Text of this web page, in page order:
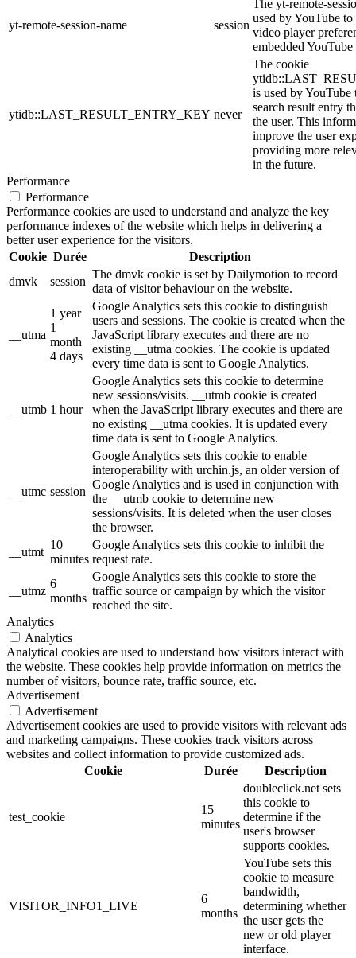
yt-remote-session-name session
The yt-remote-
used by YouTube to
video player
embedded
ytidb::LAST_RESULT_ENTRY_KEY never
The cookie
is used by YouTube
search result entry
the user. This
improve the user
providing more
in the future.
Performance
Performance
Performance cookies are used to understand and analyze the key
performance indexes of the website which helps in delivering a
better user experience for the visitors.
Cookie Durée
Description
dmvk
session
The dmvk cookie is set by Dailymotion to record
data of visitor behaviour on the website.
__utma
1 year
1
month
4 days
Google Analytics sets this cookie to distinguish
users and sessions. The cookie is created when the
JavaScript library executes and there are no
existing __utma cookies. The cookie is updated
every time data is sent to Google Analytics.
__utmb 1 hour
Google Analytics sets this cookie to determine
new sessions/visits. __utmb cookie is created
when the JavaScript library executes and there are
no existing __utma cookies. It is updated every
time data is sent to Google Analytics.
__utmc session
Google Analytics sets this cookie to enable
interoperability with urchin.js, an older version of
Google Analytics and is used in conjunction with
the __utmb cookie to determine new
sessions/visits. It is deleted when the user closes
the browser.
__utmt
10
minutes
Google Analytics sets this cookie to inhibit the
request rate.
__utmz
6
months
Google Analytics sets this cookie to store the
traffic source or campaign by which the visitor
reached the site.
Analytics
Analytics
Analytical cookies are used to understand how visitors interact with
the website. These cookies help provide information on metrics the
number of visitors, bounce rate, traffic source, etc.
Advertisement
Advertisement
Advertisement cookies are used to provide visitors with relevant ads
and marketing campaigns. These cookies track visitors across
websites and collect information to provide customized ads.
Cookie
Durée Description
test_cookie
15
minutes
doubleclick.net sets
this cookie to
determine if the
user's browser
supports cookies.
VISITOR_INFO1_LIVE
6
months
YouTube sets this
cookie to measure
bandwidth,
determining whether
the user gets the
new or old player
interface.